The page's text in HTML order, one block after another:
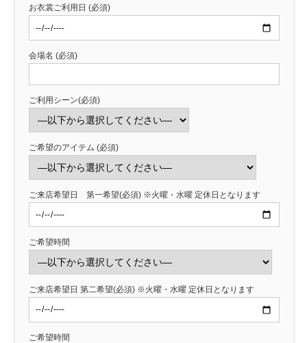
お衣裳ご利用日 (必須)
会場名 (必須)
ご利用シーン(必須)
ご希望のアイテム (必須)
ご来店希望日 第一希望(必須) ※火曜・水曜 定休日となります
ご希望時間
ご来店希望日 第二希望(必須) ※火曜・水曜 定休日となります
ご希望時間